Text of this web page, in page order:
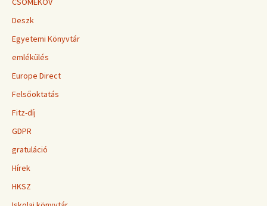
Deszk
Egyetemi Könyvtár
emlékülés
Europe Direct
Felsőoktatás
Fitz-díj
GDPR
gratuláció
Hírek
HKSZ